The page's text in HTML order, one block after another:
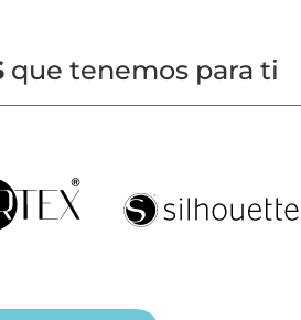
que tenemos para ti